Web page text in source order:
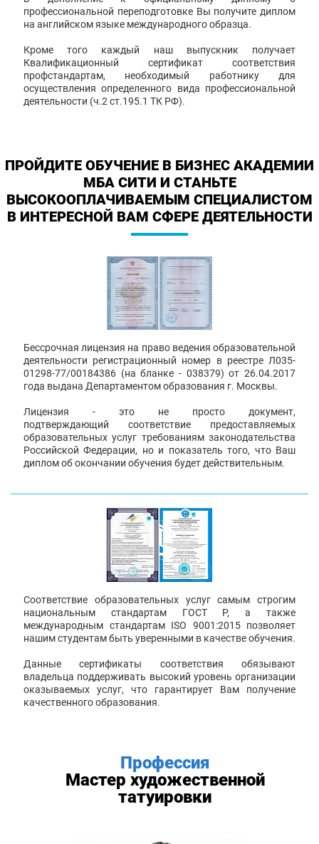
профессиональной переподготовке Вы получите диплом
на английском языке международного образца.
Кроме того каждый наш выпускник получает
Квалификационный сертификат соответствия
профстандартам, необходимый работнику для
осуществления определенного вида профессиональной
деятельности (ч.2 ст.195.1 ТК РФ).
ПРОЙДИТЕ ОБУЧЕНИЕ В БИЗНЕС АКАДЕМИИ
МБА СИТИ И СТАНЬТЕ
ВЫСОКООПЛАЧИВАЕМЫМ СПЕЦИАЛИСТОМ
В ИНТЕРЕСНОЙ ВАМ СФЕРЕ ДЕЯТЕЛЬНОСТИ
Бессрочная лицензия на право ведения образовательной
деятельности регистрационный номер в реестре Л035-
01298-77/00184386 (на бланке - 038379) от 26.04.2017
года выдана Департаментом образования г. Москвы.
Лицензия - это не просто документ,
подтверждающий соответствие предоставляемых
образовательных услуг требованиям законодательства
Российской Федерации, но и показатель того, что Ваш
диплом об окончании обучения будет действительным.
Соответствие образовательных услуг самым строгим
национальным стандартам ГОСТ Р, а также
международным стандартам ISO 9001:2015 позволяет
нашим студентам быть уверенными в качестве обучения.
Данные сертификаты соответствия обязывают
владельца поддерживать высокий уровень организации
оказываемых услуг, что гарантирует Вам получение
качественного образования.
Профессия
Мастер художественной
татуировки